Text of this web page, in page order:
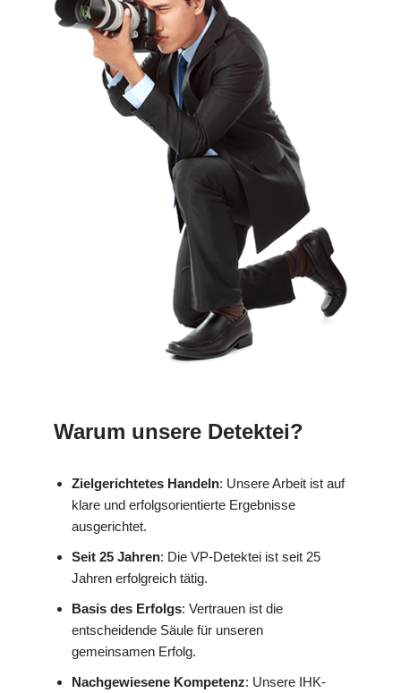
Warum unsere Detektei?
Zielgerichtetes Handeln: Unsere Arbeit ist auf
klare und erfolgsorientierte Ergebnisse
ausgerichtet.
Seit 25 Jahren: Die VP-Detektei ist seit 25
Jahren erfolgreich tätig.
Basis des Erfolgs: Vertrauen ist die
entscheidende Säule für unseren
gemeinsamen Erfolg.
Nachgewiesene Kompetenz: Unsere IHK-